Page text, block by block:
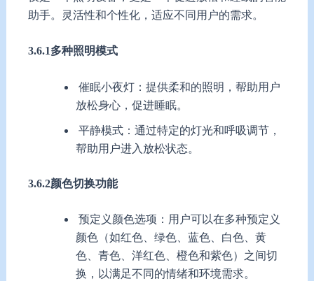
助手。灵活性和个性化，适应不同用户的需求。
3.6.1多种照明模式
催眠小夜灯：提供柔和的照明，帮助用户
放松身心，促进睡眠。
平静模式：通过特定的灯光和呼吸调节，
帮助用户进入放松状态。
3.6.2颜色切换功能
预定义颜色选项：用户可以在多种预定义
颜色（如红色、绿色、蓝色、白色、黄
色、青色、洋红色、橙色和紫色）之间切
换，以满足不同的情绪和环境需求。